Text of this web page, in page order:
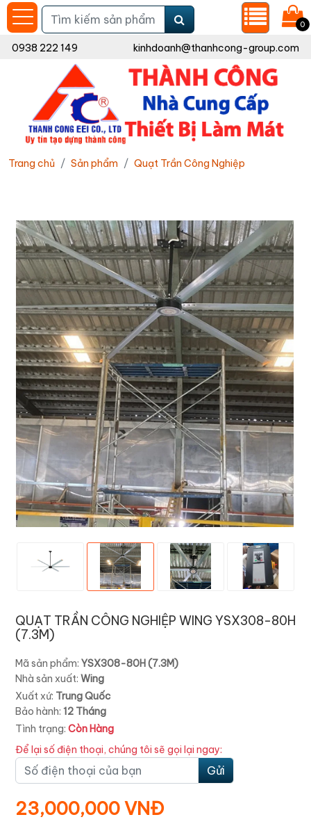
0
0938 222 149 kinhdoanh@thanhcong-group.com
Trang chủ Sản phẩm Quạt Trần Công Nghiệp
QUẠT TRẦN CÔNG NGHIỆP WING YSX308-80H
(7.3M)
Mã sản phẩm: YSX308-80H (7.3M)
Nhà sản xuất: Wing
Xuất xứ: Trung Quốc
Bảo hành: 12 Tháng
Tình trạng: Còn Hàng
Để lại số điện thoại, chúng tôi sẽ gọi lại ngay:
Gửi
23,000,000 VNĐ